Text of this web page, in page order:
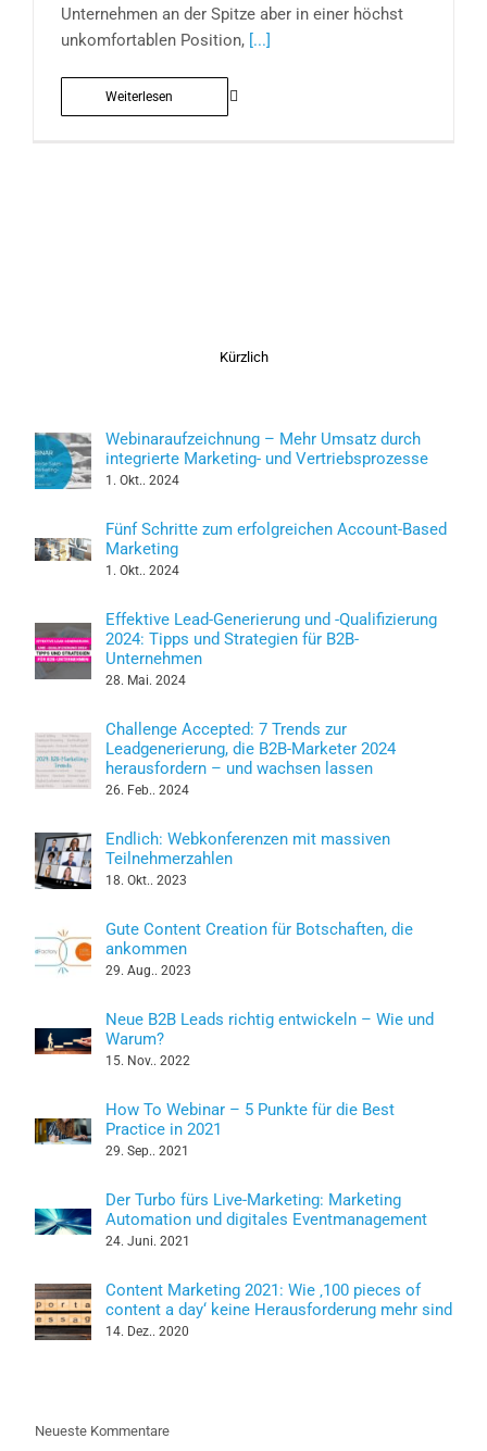
Unternehmen an der Spitze aber in einer höchst
unkomfortablen Position, [...]
Weiterlesen
Kürzlich
Webinaraufzeichnung – Mehr Umsatz durch
integrierte Marketing- und Vertriebsprozesse
1. Okt.. 2024
Fünf Schritte zum erfolgreichen Account-Based
Marketing
1. Okt.. 2024
Effektive Lead-Generierung und -Qualifizierung
2024: Tipps und Strategien für B2B-
Unternehmen
28. Mai. 2024
Challenge Accepted: 7 Trends zur
Leadgenerierung, die B2B-Marketer 2024
herausfordern – und wachsen lassen
26. Feb.. 2024
Endlich: Webkonferenzen mit massiven
Teilnehmerzahlen
18. Okt.. 2023
Gute Content Creation für Botschaften, die
ankommen
29. Aug.. 2023
Neue B2B Leads richtig entwickeln – Wie und
Warum?
15. Nov.. 2022
How To Webinar – 5 Punkte für die Best
Practice in 2021
29. Sep.. 2021
Der Turbo fürs Live-Marketing: Marketing
Automation und digitales Eventmanagement
24. Juni. 2021
Content Marketing 2021: Wie ‚100 pieces of
content a day‘ keine Herausforderung mehr sind
14. Dez.. 2020
Neueste Kommentare